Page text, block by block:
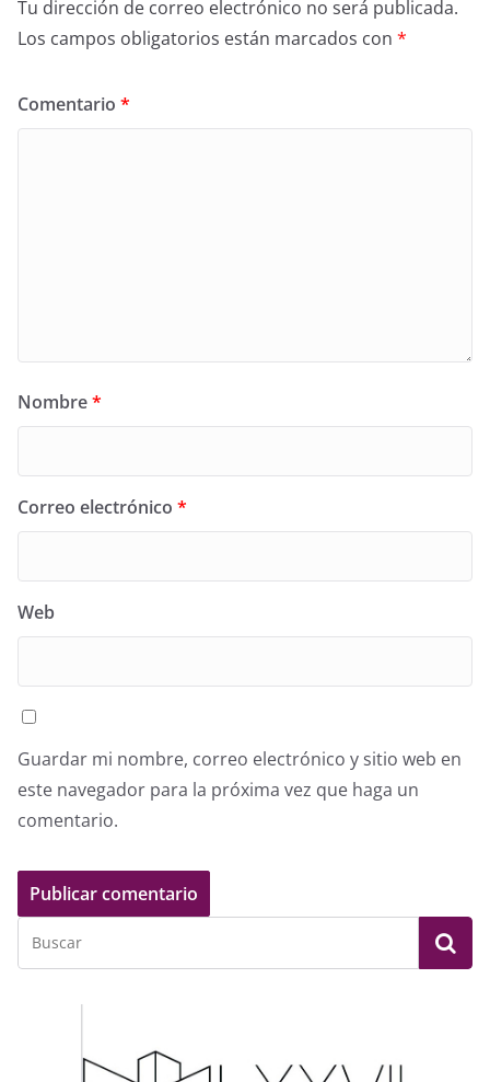
Tu dirección de correo electrónico no será publicada.
Los campos obligatorios están marcados con *
Comentario *
Nombre*
Correo electrónico *
Web
Guardar mi nombre, correo electrónico y sitio web en
este navegador para la próxima vez que haga un
comentario.